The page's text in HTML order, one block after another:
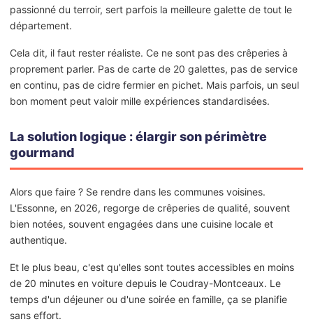
passionné du terroir, sert parfois la meilleure galette de tout le
département.
Cela dit, il faut rester réaliste. Ce ne sont pas des crêperies à
proprement parler. Pas de carte de 20 galettes, pas de service
en continu, pas de cidre fermier en pichet. Mais parfois, un seul
bon moment peut valoir mille expériences standardisées.
La solution logique : élargir son périmètre
gourmand
Alors que faire ? Se rendre dans les communes voisines.
L'Essonne, en 2026, regorge de crêperies de qualité, souvent
bien notées, souvent engagées dans une cuisine locale et
authentique.
Et le plus beau, c'est qu'elles sont toutes accessibles en moins
de 20 minutes en voiture depuis le Coudray-Montceaux. Le
temps d'un déjeuner ou d'une soirée en famille, ça se planifie
sans effort.